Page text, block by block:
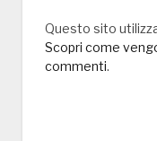
Questo sito
Scopri come
commenti.